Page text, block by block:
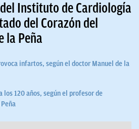
Instituto de Cardiología
del Corazón del
la Peña
infartos, según el doctor Manuel de la
los 120 años, según el profesor de